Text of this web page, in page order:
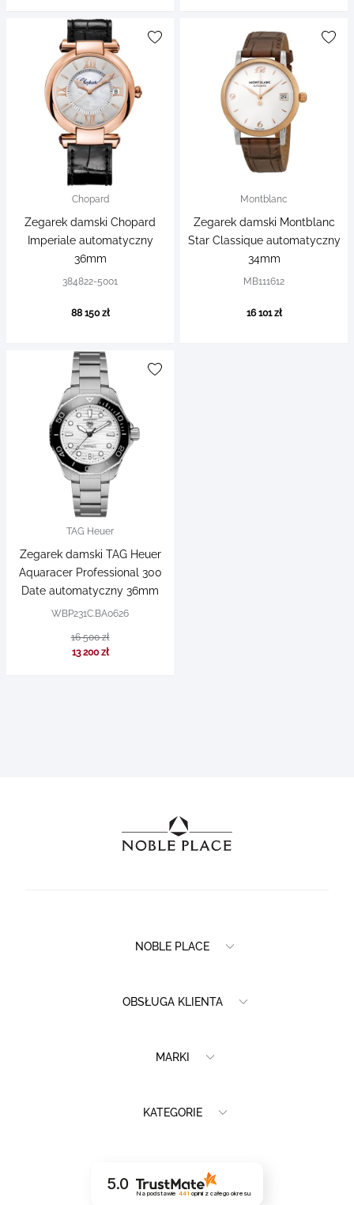
Chopard
Zegarek damski Chopard
Imperiale automatyczny
36mm
384822-5001
88 150 zł
Montblanc
Zegarek damski Montblanc
Star Classique automatyczny
34mm
MB111612
16 101 zł
TAG Heuer
Zegarek damski TAG Heuer
Aquaracer Professional 300
Date automatyczny 36mm
WBP231C.BA0626
16 500 zł
13 200 zł
NOBLE PLACE
OBSŁUGA KLIENTA
MARKI
KATEGORIE
5.0
Na podstawie 441 opinii z całego okresu